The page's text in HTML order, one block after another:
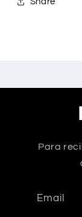
Para
Email